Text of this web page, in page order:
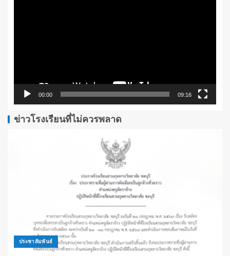
00:00 09:16
ข่าวโรงเรียนที่ไม่ควรพลาด
ประชาสัมพันธ์